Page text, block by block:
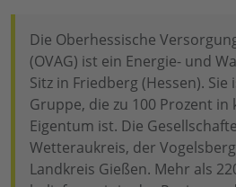
Die Oberhessische
(OVAG) ist ein Energie- und
Sitz in Friedberg (Hessen). Sie
Gruppe, die zu 100 Prozent
Eigentum ist. Die
Wetteraukreis, der
Landkreis Gießen. Mehr als